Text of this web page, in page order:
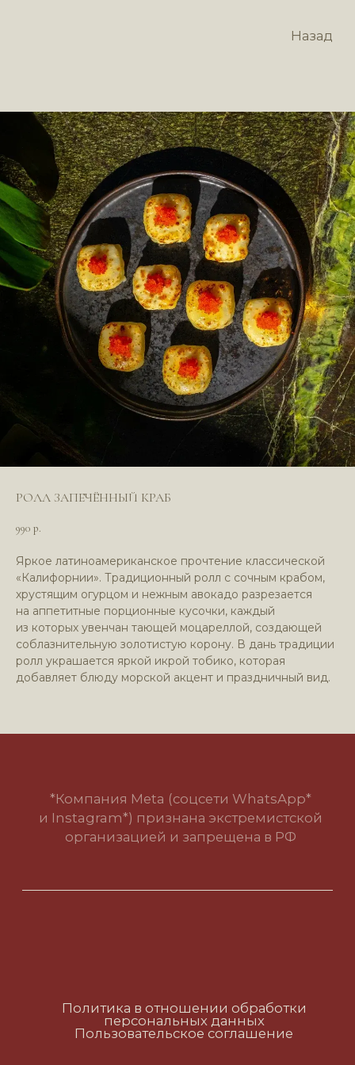
РОЛЛ ЗАПЕЧЁННЫЙ КРАБ
990 р.
Яркое латиноамериканское прочтение классической
«Калифорнии». Традиционный ролл с сочным крабом,
хрустящим огурцом и нежным авокадо разрезается
на аппетитные порционные кусочки, каждый
из которых увенчан тающей моцареллой, создающей
соблазнительную золотистую корону. В дань традиции
ролл украшается яркой икрой тобико, которая
добавляет блюду морской акцент и праздничный вид.
*Компания Meta (соцсети WhatsApp*
и Instagram*) признана экстремистской
организацией и запрещена в РФ
RUS ENG CH